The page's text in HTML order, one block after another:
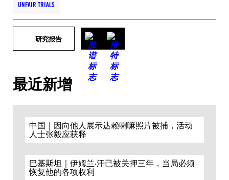
UNFAIR TRIALS
研究报告
最近新增
中国｜因向他人展示达赖喇嘛照片被捕，活动
人士张毅应获释
巴基斯坦｜伊姆兰·汗已被关押三年，当局必须
恢复他的各项权利